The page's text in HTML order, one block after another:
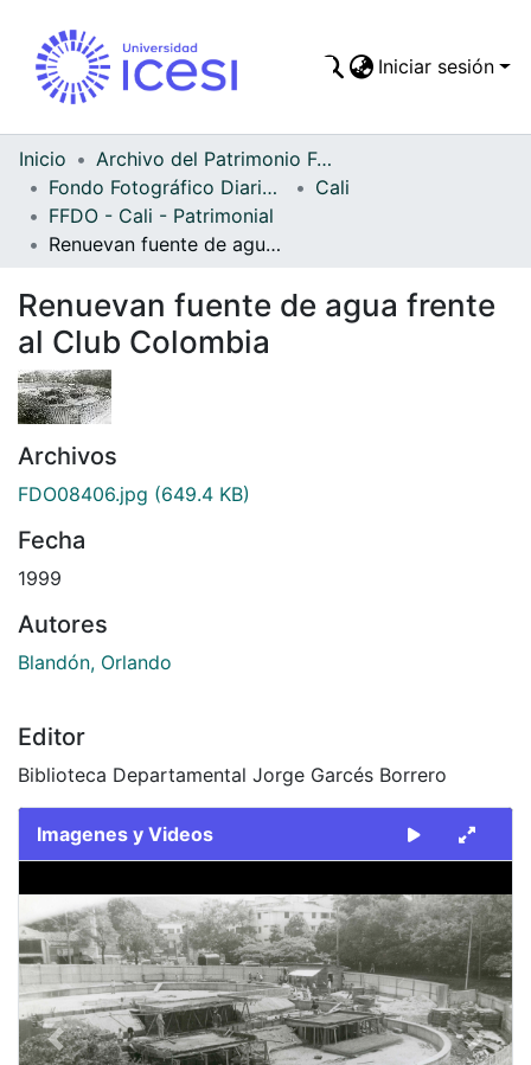
Todo DSpace
Estadísticas
Iniciar sesión
Inicio
Archivo del Patrimonio Fotográfico y Fílmico del Valle del Cauca
Fondo Fotográfico Diario Occidente
Cali
FFDO - Cali - Patrimonial
Renuevan fuente de agua frente al Club Colombia
Renuevan fuente de agua frente
al Club Colombia
Archivos
FDO08406.jpg (649.4 KB)
Fecha
1999
Autores
Blandón, Orlando
Editor
Biblioteca Departamental Jorge Garcés Borrero
Imagenes y Videos
Previous Next